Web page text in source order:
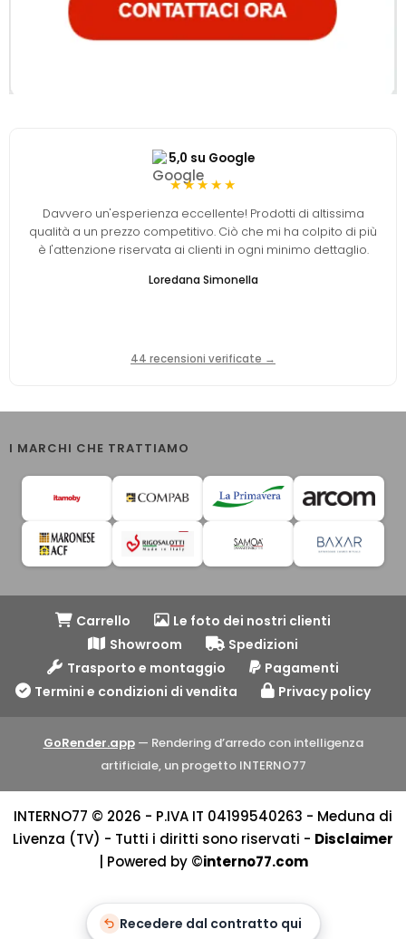
5,0 su Google
★★★★★
Davvero un'esperienza eccellente! Prodotti di altissima
qualità a un prezzo competitivo. Ciò che mi ha colpito di più
è l'attenzione riservata ai clienti in ogni minimo dettaglio.
Loredana Simonella
44 recensioni verificate →
I MARCHI CHE TRATTIAMO
Carrello
Le foto dei nostri clienti
Showroom
Spedizioni
Trasporto e montaggio
Pagamenti
Termini e condizioni di vendita
Privacy policy
GoRender.app— Rendering d’arredo con intelligenza
artificiale, un progetto INTERNO77
INTERNO77 © 2026 - P.IVA IT 04199540263 - Meduna di
Livenza (TV) - Tutti i diritti sono riservati - Disclaimer
| Powered by ©interno77.com
Recedere dal contratto qui